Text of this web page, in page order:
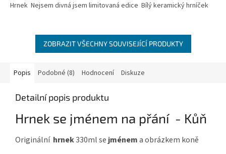
Hrnek Nejsem divná jsem limitovaná edice Bílý keramický hrníček
ZOBRAZIT VŠECHNY SOUVISEJÍCÍ PRODUKTY
Popis Podobné (8) Hodnocení Diskuze
Detailní popis produktu
Hrnek se jménem na přání - Kůň
Originální hrnek330ml se jménema obrázkem koně